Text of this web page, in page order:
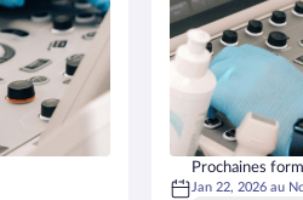
Prochaines
Jan 22, 2026au